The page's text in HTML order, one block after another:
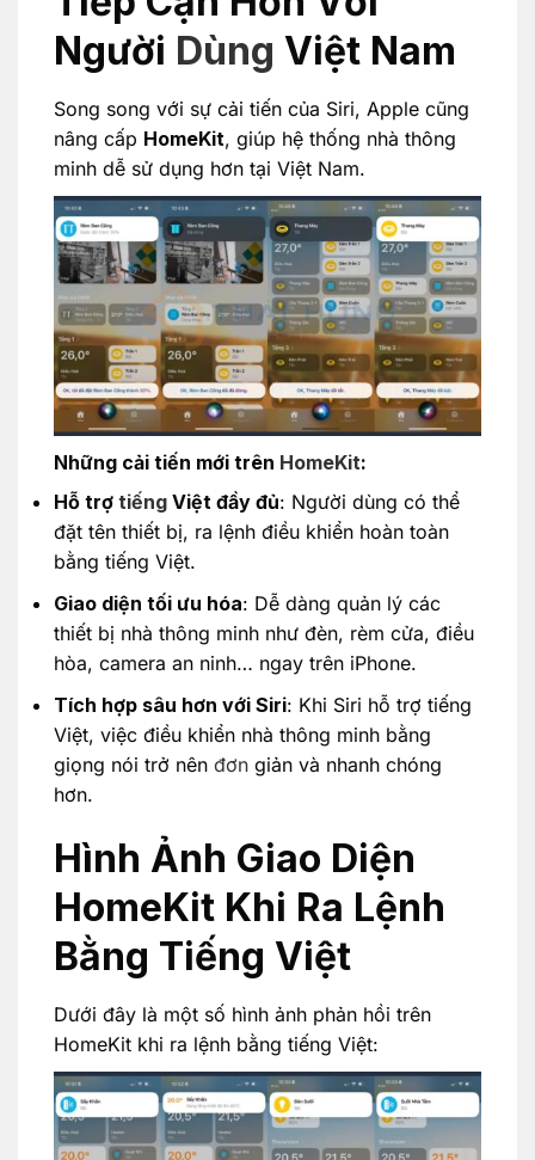
Người Dùng Việt Nam
Song song với sự cải tiến của Siri, Apple cũng
nâng cấp HomeKit, giúp hệ thống nhà thông
minh dễ sử dụng hơn tại Việt Nam.
Những cải tiến mới trên HomeKit:
Hỗ trợ tiếngViệt đầy đủ: Người dùng có thể
đặt tên thiết bị, ra lệnh điều khiển hoàn toàn
bằng tiếng Việt.
Giao diện tối ưu hóa: Dễ dàng quản lý các
thiết bị nhà thông minh như đèn, rèm cửa, điều
hòa, camera an ninh… ngay trên iPhone.
Tích hợp sâu hơn với Siri: Khi Siri hỗ trợ tiếng
Việt, việc điều khiển nhà thông minh bằng
giọng nói trở nên đơngiản và nhanh chóng
hơn.
Hình Ảnh Giao Diện
HomeKit Khi Ra Lệnh
Bằng Tiếng Việt
Dưới đây là một số hình ảnh phản hồi trên
HomeKit khi ra lệnh bằng tiếng Việt: